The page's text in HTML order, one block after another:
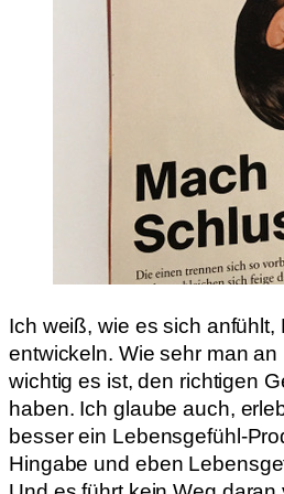
Ich weiß, wie es sich anfühlt,
entwickeln. Wie sehr man
wichtig es ist, den richtigen
haben. Ich glaube auch,
besser ein Lebensgefühl-
Hingabe und eben